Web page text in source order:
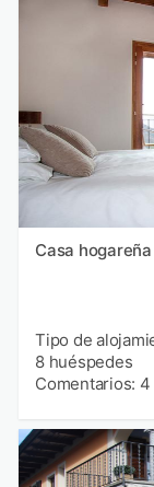
Casa
Tipo de
8 huéspedes
Comentarios: 4